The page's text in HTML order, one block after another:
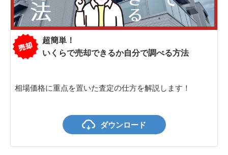
超簡単！
いくらで売却できるか自分で調べる方法
相場価格に重点を置いた査定の仕方を解説します！
ダウンロード